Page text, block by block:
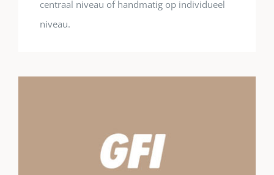
centraal niveau of handmatig op individueel
niveau.